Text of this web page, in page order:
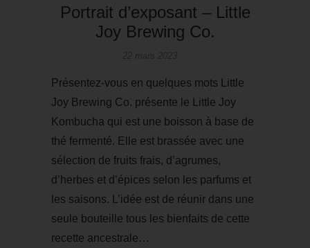
Portrait d’exposant – Little
Joy Brewing Co.
Présentez-vous en quelques mots Little
Joy Brewing Co. présente le Little Joy
Kombucha qui est une boisson à base de
thé fermenté. Elle est brassée avec une
sélection de fruits frais, d’agrumes,
d’herbes et d’épices selon les parfums et
les saisons. L’idée est de réunir dans une
seule bouteille tous les bienfaits de cette
recette ancestrale…